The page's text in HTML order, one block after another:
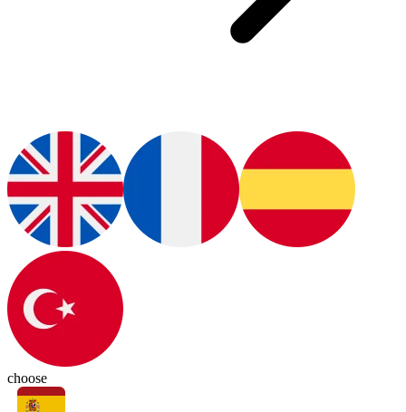
choose